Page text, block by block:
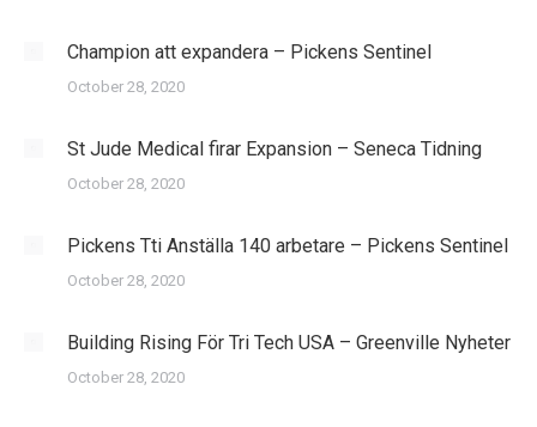
Champion att expandera – Pickens Sentinel
October 28, 2020
St Jude Medical firar Expansion – Seneca Tidning
October 28, 2020
Pickens Tti Anställa 140 arbetare – Pickens Sentinel
October 28, 2020
Building Rising För Tri Tech USA – Greenville Nyheter
October 28, 2020